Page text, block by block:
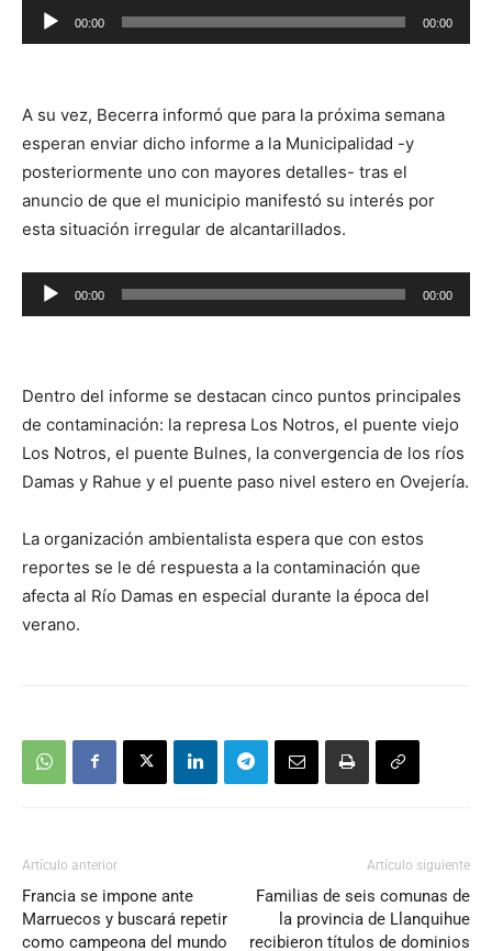
Reproductor
de
00:00 00:00
A su vez, Becerra informó que para la próxima semana
esperan enviar dicho informe a la Municipalidad -y
posteriormente uno con mayores detalles- tras el
anuncio de que el municipio manifestó su interés por
esta situación irregular de alcantarillados.
Reproductor
de
00:00 00:00
Dentro del informe se destacan cinco puntos principales
de contaminación: la represa Los Notros, el puente viejo
Los Notros, el puente Bulnes, la convergencia de los ríos
Damas y Rahue y el puente paso nivel estero en Ovejería.
La organización ambientalista espera que con estos
reportes se le dé respuesta a la contaminación que
afecta al Río Damas en especial durante la época del
verano.
Artículo anterior
Francia se impone ante
Marruecos y buscará repetir
como campeona del mundo
Artículo siguiente
Familias de seis comunas de
la provincia de Llanquihue
recibieron títulos de dominios